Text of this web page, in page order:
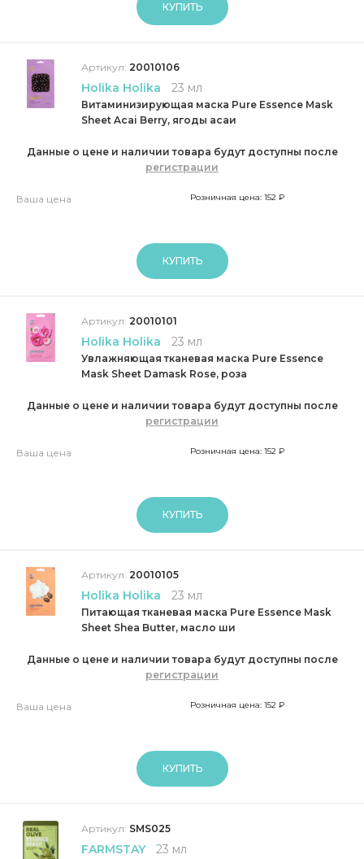
КУПИТЬ
Артикул: 20010106
Holika Holika 23 мл
Витаминизирующая маска Pure Essence Mask
Sheet Acai Berry, ягоды асаи
Данные о цене и наличии товара будут доступны после
регистрации
Ваша цена Розничная цена: 152 ₽
КУПИТЬ
Артикул: 20010101
Holika Holika 23 мл
Увлажняющая тканевая маска Pure Essence
Mask Sheet Damask Rose, роза
Данные о цене и наличии товара будут доступны после
регистрации
Ваша цена Розничная цена: 152 ₽
КУПИТЬ
Артикул: 20010105
Holika Holika 23 мл
Питающая тканевая маска Pure Essence Mask
Sheet Shea Butter, масло ши
Данные о цене и наличии товара будут доступны после
регистрации
Ваша цена Розничная цена: 152 ₽
КУПИТЬ
Артикул: SMS025
FARMSTAY 23 мл